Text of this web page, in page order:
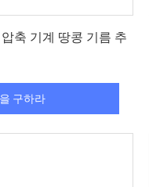
축 기계 땅콩 기름 추
구하라